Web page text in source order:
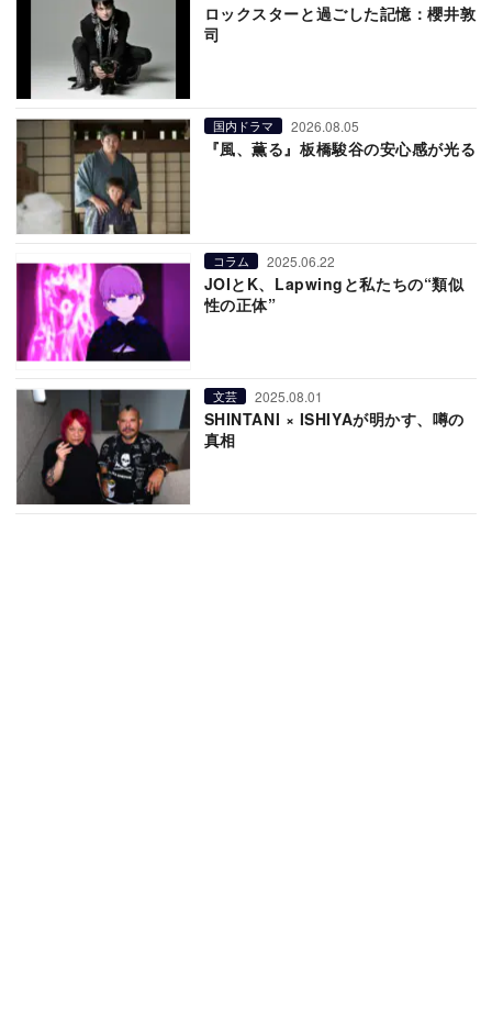
ロックスターと過ごした記憶：櫻井敦
司
国内ドラマ 2026.08.05
『風、薫る』板橋駿谷の安心感が光る
コラム 2025.06.22
JOIとK、Lapwingと私たちの“類似
性の正体”
文芸 2025.08.01
SHINTANI × ISHIYAが明かす、噂の
真相